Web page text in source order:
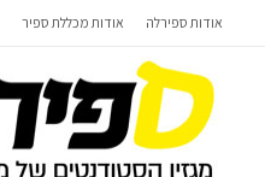
אודות ספירלה אודות מכללת ספיר